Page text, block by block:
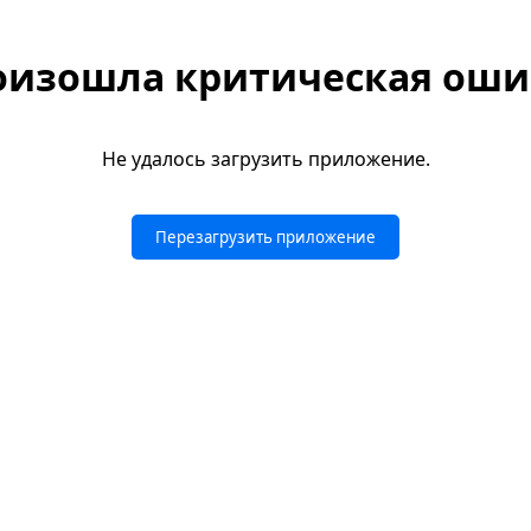
критическая
Не удалось загрузить приложение.
Перезагрузить приложение